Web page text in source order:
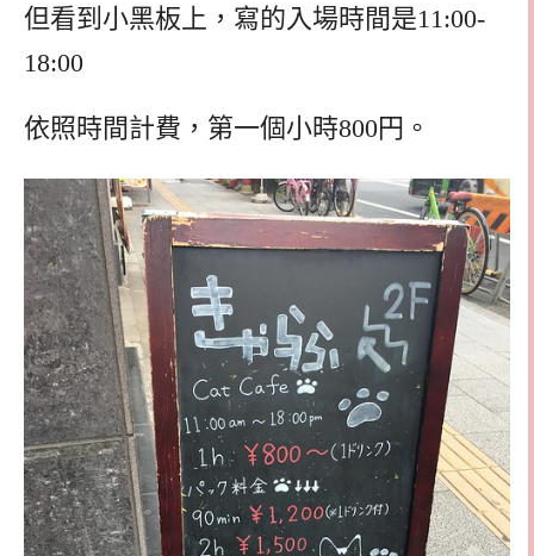
但看到小黑板上，寫的入場時間是11:00-
18:00
依照時間計費，第一個小時800円。